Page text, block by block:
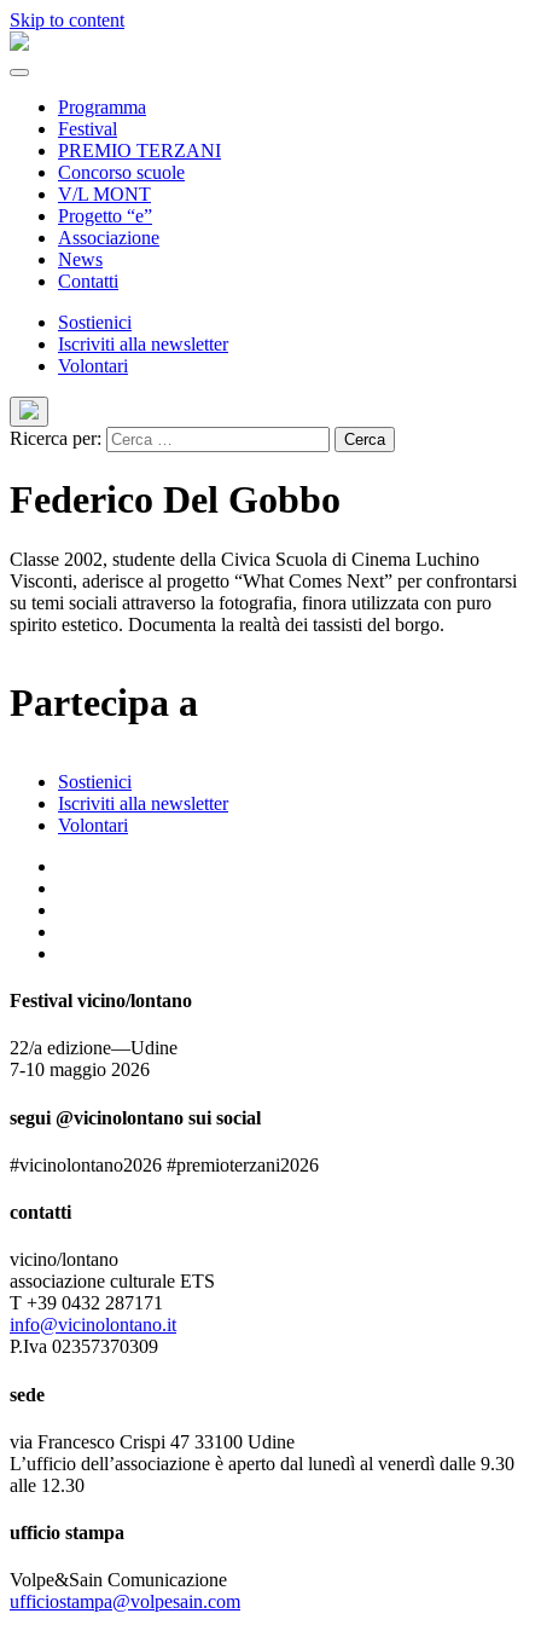
Skip to content
Programma
Festival
PREMIO TERZANI
Concorso scuole
V/L MONT
Progetto “e”
Associazione
News
Contatti
Sostienici
Iscriviti alla newsletter
Volontari
Ricerca per:
Federico Del Gobbo
Classe 2002, studente della Civica Scuola di Cinema Luchino
Visconti, aderisce al progetto “What Comes Next” per confrontarsi
su temi sociali attraverso la fotografia, finora utilizzata con puro
spirito estetico. Documenta la realtà dei tassisti del borgo.
Partecipa a
Sostienici
Iscriviti alla newsletter
Volontari
Festival vicino/lontano
22/a edizione—Udine
7-10 maggio 2026
segui @vicinolontano sui social
#vicinolontano2026 #premioterzani2026
contatti
vicino/lontano
associazione culturale ETS
T +39 0432 287171
info@vicinolontano.it
P.Iva 02357370309
sede
via Francesco Crispi 47 33100 Udine
L’ufficio dell’associazione è aperto dal lunedì al venerdì dalle 9.30
alle 12.30
ufficio stampa
Volpe&Sain Comunicazione
ufficiostampa@volpesain.com